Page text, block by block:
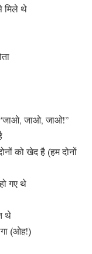
मिले थे
“जाओ, जाओ, जाओ!”
को खेद है (हम दोनों
गए थे
थे
(ओह!)